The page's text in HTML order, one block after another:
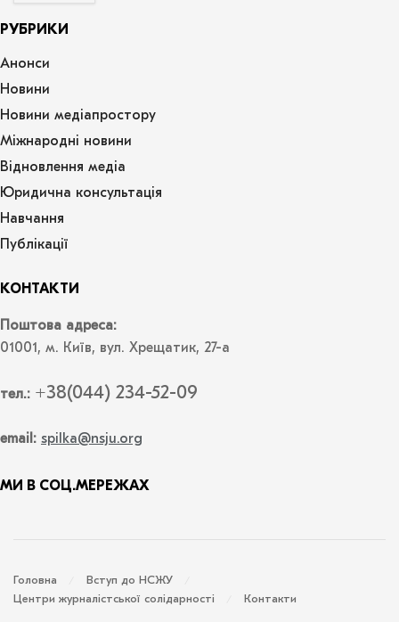
РУБРИКИ
Анонси
Новини
Новини медіапростору
Міжнародні новини
Відновлення медіа
Юридична консультація
Навчання
Публікації
КОНТАКТИ
Поштова адреса:
01001, м. Київ, вул. Хрещатик, 27-а
тел.: +38(044) 234-52-09
email: spilka@nsju.org
МИ В СОЦ.МЕРЕЖАХ
Головна
Вступ до НСЖУ
Центри журналістської солідарності
Контакти